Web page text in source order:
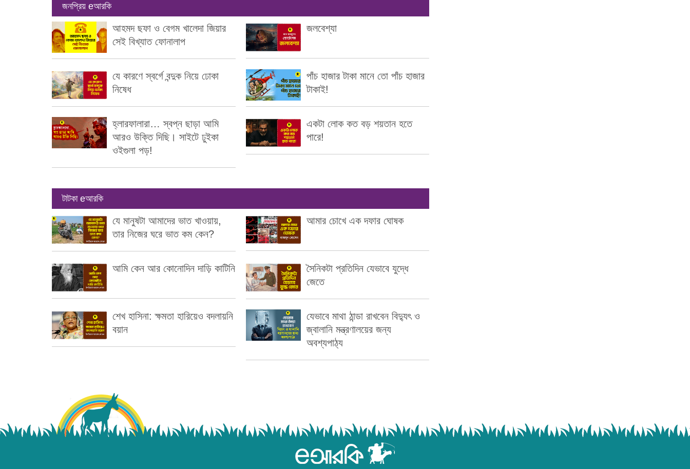
জনপ্রিয় eআরকি
আহমদ ছফা ও বেগম খালেদা জিয়ার
সেই বিখ্যাত ফোনালাপ
জলবেশ্যা
যে কারণে স্বর্গে বন্দুক নিয়ে ঢোকা
নিষেধ
পাঁচ হাজার টাকা মানে তো পাঁচ হাজার
টাকাই!
হ্লারফালারা… স্বপ্ন ছাড়া আমি
আরও উক্তি দিছি। সাইটে ঢুইকা
ওইগুলা পড়!
একটা লোক কত বড় শয়তান হতে
পারে!
টাটকা eআরকি
যে মানুষটা আমাদের ভাত খাওয়ায়,
তার নিজের ঘরে ভাত কম কেন?
আমার চোখে এক দফার ঘোষক
আমি কেন আর কোনোদিন দাড়ি কাটিনি
সৈনিকটা প্রতিদিন যেভাবে যুদ্ধে
জেতে
শেখ হাসিনা: ক্ষমতা হারিয়েও বদলায়নি
বয়ান
যেভাবে মাথা ঠান্ডা রাখবেন বিদ্যুৎ ও
জ্বালানি মন্ত্রণালয়ের জন্য
অবশ্যপাঠ্য